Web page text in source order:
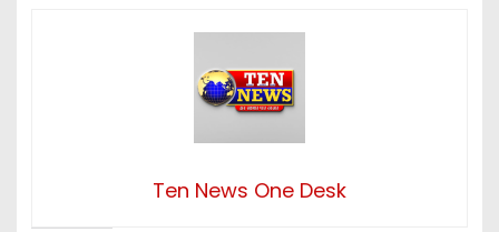
Ten News One Desk